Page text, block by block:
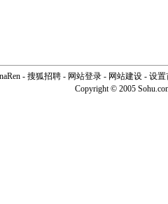
- 搜狐招聘 - 网站登录 - 网站建设 - 设置
Copyright © 2005